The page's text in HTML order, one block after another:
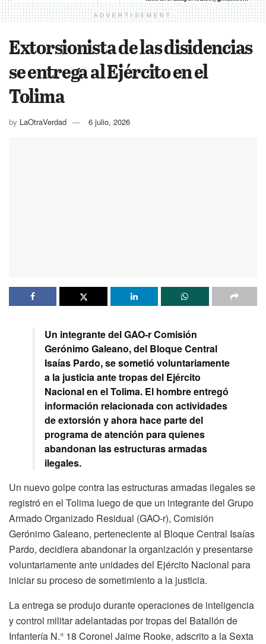
ADVERTISEMENT
Extorsionista de las disidencias
se entrega al Ejército en el
Tolima
by LaOtraVerdad 6 julio, 2026
Un integrante del GAO-r Comisión
Gerónimo Galeano, del Bloque Central
Isaías Pardo, se sometió voluntariamente
a la justicia ante tropas del Ejército
Nacional en el Tolima. El hombre entregó
información relacionada con actividades
de extorsión y ahora hace parte del
programa de atención para quienes
abandonan las estructuras armadas
ilegales.
Un nuevo golpe contra las estructuras armadas ilegales se
registró en el Tolima luego de que un integrante del Grupo
Armado Organizado Residual (GAO-r), Comisión
Gerónimo Galeano, perteneciente al Bloque Central Isaías
Pardo, decidiera abandonar la organización y presentarse
voluntariamente ante unidades del Ejército Nacional para
iniciar su proceso de sometimiento a la justicia.
La entrega se produjo durante operaciones de inteligencia
y control militar adelantadas por tropas del Batallón de
Infantería N.° 18 Coronel Jaime Rooke, adscrito a la Sexta